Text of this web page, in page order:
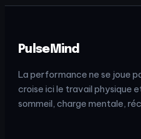
PulseMind
La performance ne se joue
croise ici le travail physique
sommeil, charge mentale,